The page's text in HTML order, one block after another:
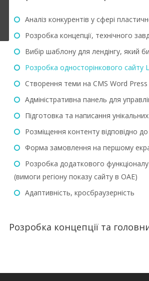
Аналіз конкурентів у сфері
Розробка концепції, технічного
Вибір шаблону для лендінгу, який
Розробка односторінкового сайту
Створення теми на CMS Word Press
Адміністративна панель для
Підготовка та написання
Розміщення контенту відповідно
Форма замовлення на першому
Розробка додаткового
(вимоги регіону показу сайту в ОАЕ)
Адаптивність, кросбраузерність
Розробка концепції та